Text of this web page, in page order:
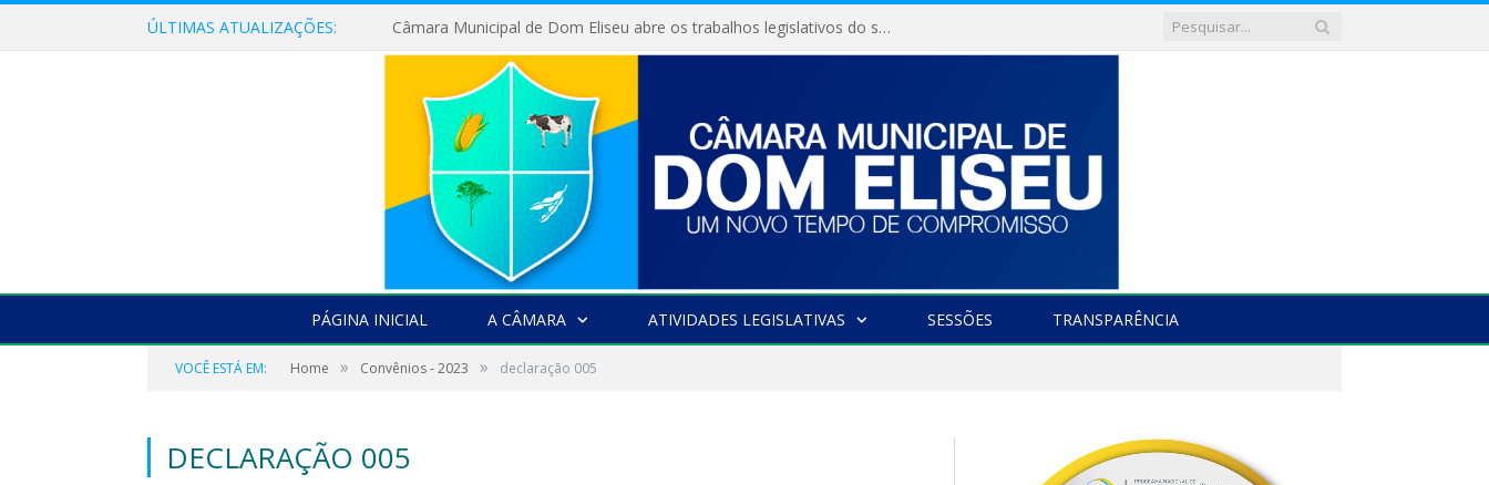
ÚLTIMAS ATUALIZAÇÕES: Câmara Municipal de Dom Eliseu abre os trabalhos legislativos do segundo semestre
PÁGINA INICIAL A CÂMARA ATIVIDADES LEGISLATIVAS SESSÕES TRANSPARÊNCIA
VOCÊ ESTÁ EM: Home » Convênios - 2023 » declaração 005
DECLARAÇÃO 005